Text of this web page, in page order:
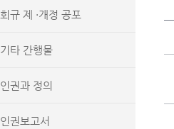
회규 제 ·개정 공포
기타 간행물
인권과 정의
인권보고서